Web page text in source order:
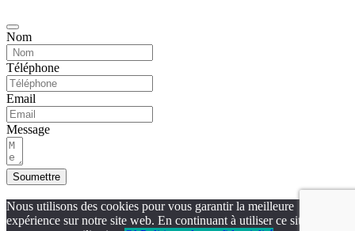
Nom
Téléphone
Email
Message
Soumettre
Nous utilisons des cookies pour vous garantir la meilleure
expérience sur notre site web. En continuant à utiliser ce site, vous